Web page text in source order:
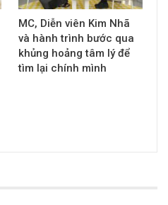
MC, Diễn viên Kim Nhã
và hành trình bước qua
khủng hoảng tâm lý để
tìm lại chính mình